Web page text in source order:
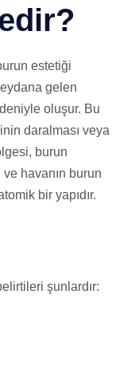
estetiği
gelen
oluşur. Bu
daralması veya
burun
havanın burun
bir yapıdır.
şunlardır: